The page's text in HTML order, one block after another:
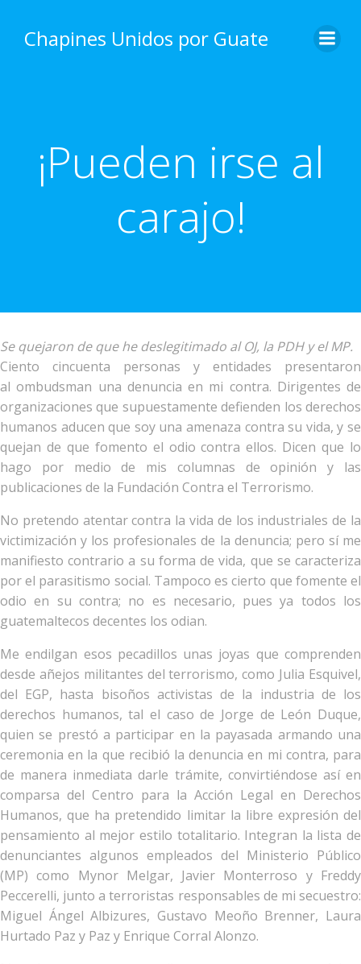
content
Chapines Unidos por Guate
¡Pueden irse al
carajo!
Se quejaron de que he deslegitimado al OJ, la PDH y el MP.
Ciento cincuenta personas y entidades presentaron
al ombudsman una denuncia en mi contra. Dirigentes de
organizaciones que supuestamente defienden los derechos
humanos aducen que soy una amenaza contra su vida, y se
quejan de que fomento el odio contra ellos. Dicen que lo
hago por medio de mis columnas de opinión y las
publicaciones de la Fundación Contra el Terrorismo.
No pretendo atentar contra la vida de los industriales de la
victimización y los profesionales de la denuncia; pero sí me
manifiesto contrario a su forma de vida, que se caracteriza
por el parasitismo social. Tampoco es cierto que fomente el
odio en su contra; no es necesario, pues ya todos los
guatemaltecos decentes los odian.
Me endilgan esos pecadillos unas joyas que comprenden
desde añejos militantes del terrorismo, como Julia Esquivel,
del EGP, hasta bisoños activistas de la industria de los
derechos humanos, tal el caso de Jorge de León Duque,
quien se prestó a participar en la payasada armando una
ceremonia en la que recibió la denuncia en mi contra, para
de manera inmediata darle trámite, convirtiéndose así en
comparsa del Centro para la Acción Legal en Derechos
Humanos, que ha pretendido limitar la libre expresión del
pensamiento al mejor estilo totalitario. Integran la lista de
denunciantes algunos empleados del Ministerio Público
(MP) como Mynor Melgar, Javier Monterroso y Freddy
Peccerelli, junto a terroristas responsables de mi secuestro:
Miguel Ángel Albizures, Gustavo Meoño Brenner, Laura
Hurtado Paz y Paz y Enrique Corral Alonzo.